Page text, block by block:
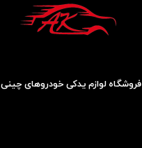
فروشگاه لوازم یدکی خودروهای چینی